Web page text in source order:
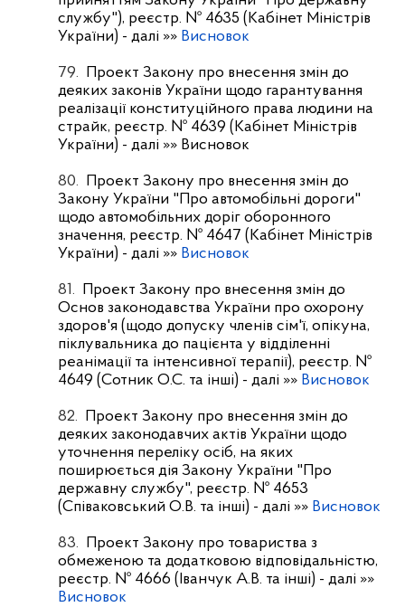
службу"), реєстр. № 4635 (Кабінет Міністрів
України) - далі »» Висновок
79.
Проект Закону про внесення змін до
деяких законів України щодо гарантування
реалізації конституційного права людини на
страйк, реєстр. № 4639 (Кабінет Міністрів
України) - далі »» Висновок
80.
Проект Закону про внесення змін до
Закону України "Про автомобільні дороги"
щодо автомобільних доріг оборонного
значення, реєстр. № 4647 (Кабінет Міністрів
України) - далі »» Висновок
81.
Проект Закону про внесення змін до
Основ законодавства України про охорону
здоров'я (щодо допуску членів сім'ї, опікуна,
піклувальника до пацієнта у відділенні
реанімації та інтенсивної терапії), реєстр. №
4649 (Сотник О.С. та інші) - далі »» Висновок
82.
Проект Закону про внесення змін до
деяких законодавчих актів України щодо
уточнення переліку осіб, на яких
поширюється дія Закону України "Про
державну службу", реєстр. № 4653
(Співаковський О.В. та інші) - далі »» Висновок
83.
Проект Закону про товариства з
обмеженою та додатковою відповідальністю,
реєстр. № 4666 (Іванчук А.В. та інші) - далі »»
Висновок